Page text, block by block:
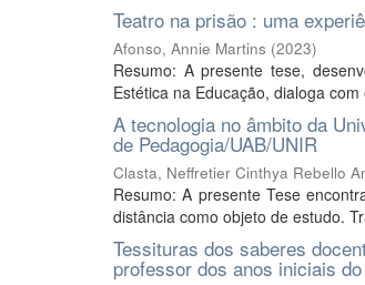
Teatro na prisão : uma
Afonso, Annie Martins (2023)
Resumo: A presente tese,
Estética na Educação, dialoga
A tecnologia no âmbito da
de Pedagogia/UAB/UNIR
Clasta, Neffretier Cinthya Rebello
Resumo: A presente Tese
distância como objeto de estudo.
Tessituras dos saberes
professor dos anos iniciais